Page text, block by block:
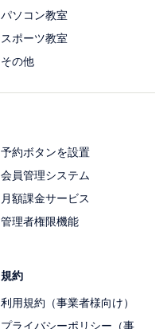
パソコン教室
スポーツ教室
その他
予約ボタンを設置
会員管理システム
月額課金サービス
管理者権限機能
規約
利用規約（事業者様向け）
プライバシーポリシー（事